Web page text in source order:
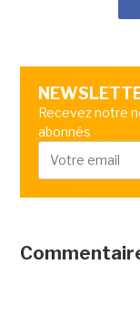
Recevez notre
abonnés